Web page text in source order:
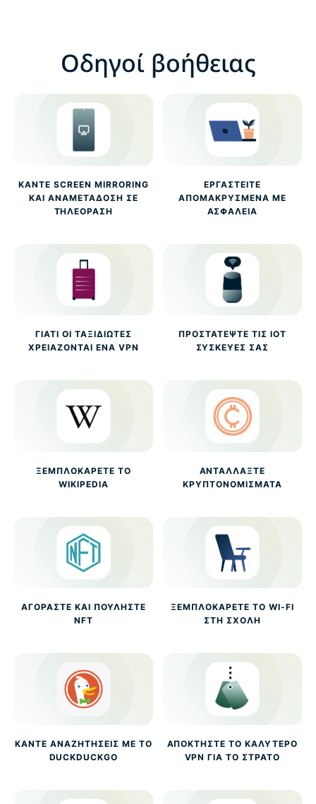
Οδηγοί βοήθειας
ΚΆΝΤΕ SCREEN MIRRORING
ΚΑΙ ΑΝΑΜΕΤΆΔΟΣΗ ΣΕ
ΤΗΛΕΌΡΑΣΗ
ΕΡΓΑΣΤΕΊΤΕ
ΑΠΟΜΑΚΡΥΣΜΈΝΑ ΜΕ
ΑΣΦΆΛΕΙΑ
ΓΙΑΤΊ ΟΙ ΤΑΞΙΔΙΏΤΕΣ
ΧΡΕΙΆΖΟΝΤΑΙ ΈΝΑ VPN
ΠΡΟΣΤΑΤΈΨΤΕ ΤΙΣ IOT
ΣΥΣΚΕΥΈΣ ΣΑΣ
ΞΕΜΠΛΟΚΆΡΕΤΕ ΤΟ
WIKIPEDIA
ΑΝΤΑΛΛΆΞΤΕ
ΚΡΥΠΤΟΝΟΜΊΣΜΑΤΑ
ΑΓΟΡΆΣΤΕ ΚΑΙ ΠΟΥΛΉΣΤΕ
NFT
ΞΕΜΠΛΟΚΆΡΕΤΕ ΤΟ WI-FI
ΣΤΗ ΣΧΟΛΉ
ΚΆΝΤΕ ΑΝΑΖΗΤΉΣΕΙΣ ΜΕ ΤΟ
DUCKDUCKGO
ΑΠΟΚΤΉΣΤΕ ΤΟ ΚΑΛΎΤΕΡΟ
VPN ΓΙΑ ΤΟ ΣΤΡΑΤΌ